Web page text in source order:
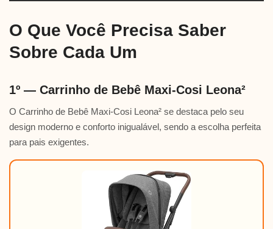
O Que Você Precisa Saber
Sobre Cada Um
1º — Carrinho de Bebê Maxi-Cosi Leona²
O Carrinho de Bebê Maxi-Cosi Leona² se destaca pelo seu
design moderno e conforto inigualável, sendo a escolha perfeita
para pais exigentes.